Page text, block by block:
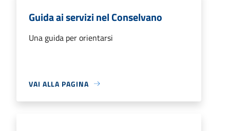
Guida ai servizi nel Conselvano
Una guida per orientarsi
VAI ALLA PAGINA